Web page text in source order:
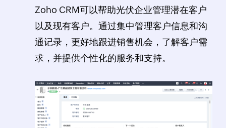
Zoho CRM可以帮助光伏企业管理潜在客户
以及现有客户。通过集中管理客户信息和沟
通记录，更好地跟进销售机会，了解客户需
求，并提供个性化的服务和支持。